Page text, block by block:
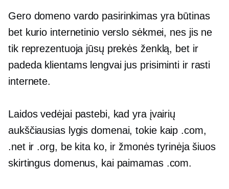
Gero domeno vardo pasirinkimas yra būtinas
bet kurio internetinio verslo sėkmei, nes jis ne
tik reprezentuoja jūsų prekės ženklą, bet ir
padeda klientams lengvai jus prisiminti ir rasti
internete.
Laidos vedėjai pastebi, kad yra įvairių
aukščiausias lygis domenai, tokie kaip .com,
.net ir .org, be kita ko, ir žmonės tyrinėja šiuos
skirtingus domenus, kai paimamas .com.